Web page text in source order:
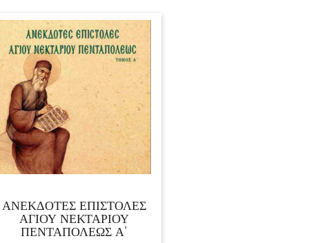
ΑΝΕΚΔΟΤΕΣ ΕΠΙΣΤΟΛΕΣ
ΑΓΙΟΥ ΝΕΚΤΑΡΙΟΥ
ΠΕΝΤΑΠΟΛΕΩΣ Α’